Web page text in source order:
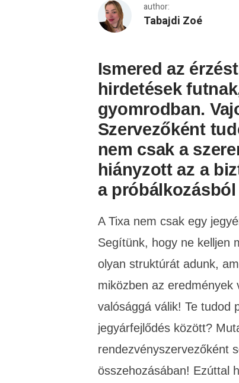
author:
Tabajdi Zoé
Csomagban a
Ismered az
hirdetések
gyomrodban.
Szervezőként
nem csak a
hiányzott az a
a
A Tixa nem csak egy
Segítünk, hogy ne kelljen
olyan struktúrát adunk,
miközben az
valósággá válik! Te tudod
jegyárfejlődés között?
rendezvényszervezőként
összehozásában! Ezúttal